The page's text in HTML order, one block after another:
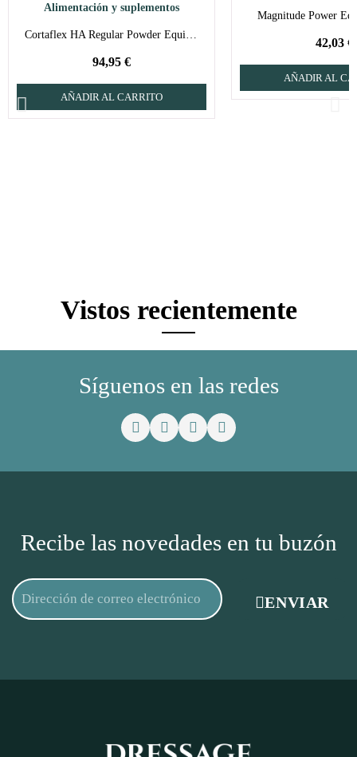
Alimentación y suplementos
94,95 €
AÑADIR AL CARRITO
Magnitude Power
42,03 €
AÑADIR AL
Vistos recientemente
Síguenos en las redes
Recibe las novedades en tu buzón
ENVIAR